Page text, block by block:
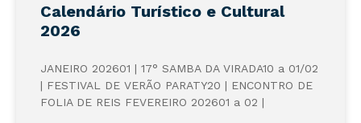
Calendário Turístico e Cultural
2026
JANEIRO 202601 | 17° SAMBA DA VIRADA10 a 01/02
| FESTIVAL DE VERÃO PARATY20 | ENCONTRO DE
FOLIA DE REIS FEVEREIRO 202601 a 02 |